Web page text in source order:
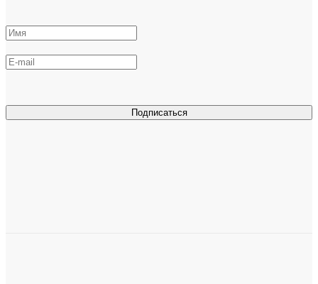
Подписаться